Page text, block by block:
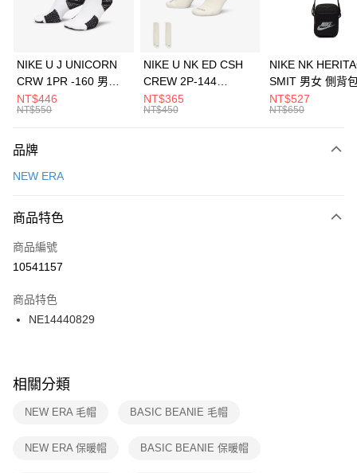
華南商業銀行
彰化商業銀行
上海商業儲蓄銀行
元大商業銀行
台灣樂天信用卡公司
Apple Pay
全盈+PAY
AFTEE先享後付
【關於「AFTEE先享後付」】
便利好安心！
３．安心：先確認商品／服務後，再付款。
【「AFTEE先享後付」結帳流程】
１．於結帳方式選擇「AFTEE先享後付」後，將跳轉至「AFTEE先享後付」
２．訂單成立數日內，您將收到繳費通知簡訊。
３．收到繳費通知簡訊後14天內，點擊此簡訊中的連結，可透過四大超商／
ATM／網路銀行／等多元方式進行付款，方視為交易完成。
※ 交易是否成功請以「AFTEE先享後付 」之結帳頁面顯示為準，若有關於
是否繳費成功／繳費後需取消欲退款等相關疑問，請聯繫「AFTEE先享後付
客戶支援中心」https://netprotections.freshdesk.com/support/home
１．透過由恩沛科技股份有限公司提供之「AFTEE先享後付」服務完成之交
運送方式
每筆NT$100，滿NT$1,500(含以上)免運費
宅配
每筆NT$100，滿NT$1,500(含以上)免運費
付款後門市自取
每筆NT$100，滿NT$1,500(含以上)免運費
NIKE U J UNICORN
CRW 1PR -160 男女
中統襪 FZ3393100
NT$446
NT$550
NIKE U NK ED CSH
CREW 2P-144
EMBRDY 男女 短統襪
FZ3073133
NT$365
NT$450
NIKE NK
SMIT 男女 側背
BA5871010
NT$527
NT$650
品牌
NEW ERA
商品特色
商品編號
10541157
商品特色
NE14440829
相關分類
NEW ERA 毛帽 BASIC BEANIE 毛帽
NEW ERA 保暖帽 BASIC BEANIE 保暖帽